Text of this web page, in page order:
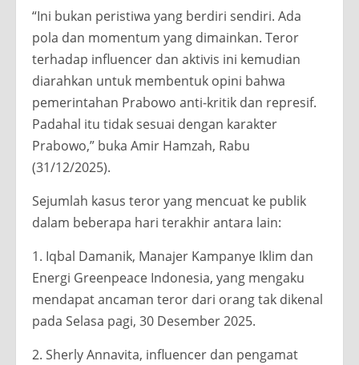
“Ini bukan peristiwa yang berdiri sendiri. Ada
pola dan momentum yang dimainkan. Teror
terhadap influencer dan aktivis ini kemudian
diarahkan untuk membentuk opini bahwa
pemerintahan Prabowo anti-kritik dan represif.
Padahal itu tidak sesuai dengan karakter
Prabowo,” buka Amir Hamzah, Rabu
(31/12/2025).
Sejumlah kasus teror yang mencuat ke publik
dalam beberapa hari terakhir antara lain:
1. Iqbal Damanik, Manajer Kampanye Iklim dan
Energi Greenpeace Indonesia, yang mengaku
mendapat ancaman teror dari orang tak dikenal
pada Selasa pagi, 30 Desember 2025.
2. Sherly Annavita, influencer dan pengamat